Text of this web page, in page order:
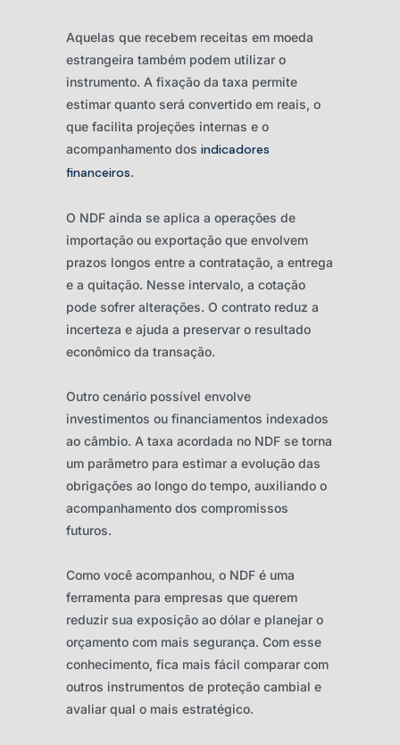
Aquelas que recebem receitas em moeda
estrangeira também podem utilizar o
instrumento. A fixação da taxa permite
estimar quanto será convertido em reais, o
que facilita projeções internas e o
acompanhamento dos indicadores
financeiros.
O NDF ainda se aplica a operações de
importação ou exportação que envolvem
prazos longos entre a contratação, a entrega
e a quitação. Nesse intervalo, a cotação
pode sofrer alterações. O contrato reduz a
incerteza e ajuda a preservar o resultado
econômico da transação.
Outro cenário possível envolve
investimentos ou financiamentos indexados
ao câmbio. A taxa acordada no NDF se torna
um parâmetro para estimar a evolução das
obrigações ao longo do tempo, auxiliando o
acompanhamento dos compromissos
futuros.
Como você acompanhou, o NDF é uma
ferramenta para empresas que querem
reduzir sua exposição ao dólar e planejar o
orçamento com mais segurança. Com esse
conhecimento, fica mais fácil comparar com
outros instrumentos de proteção cambial e
avaliar qual o mais estratégico.